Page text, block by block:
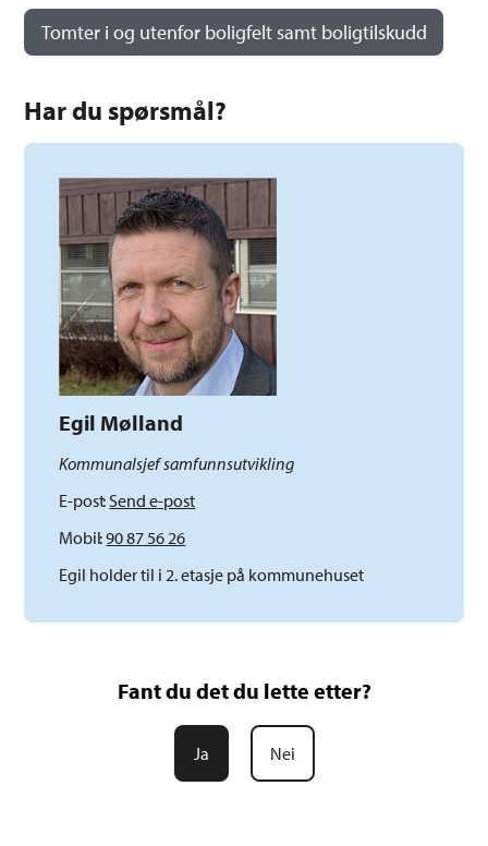
Tomter i og utenfor boligfelt samt boligtilskudd
Har du spørsmål?
Egil Mølland
Kommunalsjef samfunnsutvikling
E-postSend e-post
Mobil90 87 56 26
Egil holder til i 2. etasje på kommunehuset
Fant du det du lette etter?
Ja Nei